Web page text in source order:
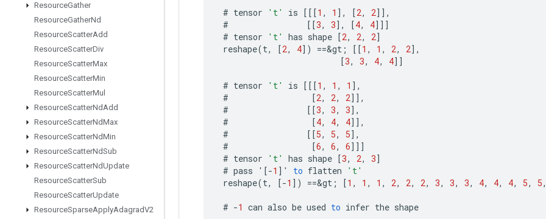
ResourceGather
ResourceGatherNd
ResourceScatterAdd
ResourceScatterDiv
ResourceScatterMax
ResourceScatterMin
ResourceScatterMul
ResourceScatterNdAdd
ResourceScatterNdMax
ResourceScatterNdMin
ResourceScatterNdSub
ResourceScatterNdUpdate
ResourceScatterSub
ResourceScatterUpdate
ResourceSparseApplyAdagradV2
# tensor 't' is [[[1 , 1 ] , [2, 2]] ,
#
[[3, 3] , [4, 4]]]
# tensor 't' has shape [2, 2, 2]
reshape(t, [2, 4] ) ==&gt ; [[1 , 1 , 2, 2] ,
[3, 3, 4, 4]]
# tensor 't' is [[[1 , 1 , 1 ] ,
#
[2, 2, 2]] ,
#
[[3, 3, 3] ,
#
[4, 4, 4]] ,
#
[[5, 5, 5] ,
#
[6, 6, 6]]]
# tensor 't' has shape [3, 2, 3]
# pass ' [-1 ] ' to flatten
't'
reshape(t, [-1 ] ) ==&gt ; [1 , 1 , 1 , 2, 2, 2, 3, 3, 3, 4, 4, 4, 5, 5,
# -1 can also be used to infer the shape